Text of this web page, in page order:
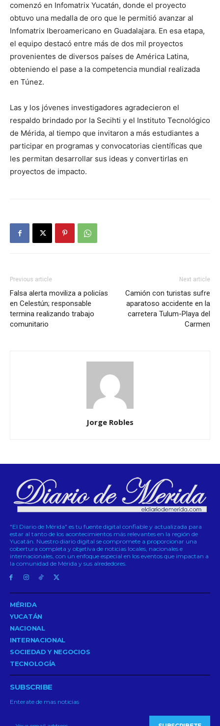
comenzó en Infomatrix Yucatán, donde el proyecto
obtuvo una medalla de oro que le permitió avanzar al
Infomatrix Iberoamericano en Guadalajara. En esa etapa,
el equipo destacó entre más de dos mil proyectos
provenientes de diversos países de América Latina,
obteniendo el pase a la competencia mundial realizada
en Túnez.
Las y los jóvenes investigadores agradecieron el
respaldo brindado por la Secihti y el Instituto Tecnológico
de Mérida, al tiempo que invitaron a más estudiantes a
participar en programas y convocatorias científicas que
les permitan desarrollar sus ideas y convertirlas en
proyectos de impacto.
Previous article
Falsa alerta moviliza a policías
en Celestún; responsable
termina realizando trabajo
comunitario
Next article
Camión con turistas sufre
aparatoso accidente en la
carretera Tulum-Playa del
Carmen
Jorge Robles
"El Diario de Mérida" es tu fuente digital confiable y actualizada para
estar al tanto de los acontecimientos más relevantes en la región de
Yucatán. Nuestro diario digital se compromete a proporcionar una
cobertura completa y objetiva de noticias locales, nacionales e
internacionales, con un enfoque especial en los eventos que impactan a
la comunidad de Mérida y sus alrededores.
MÉRIDA
YUCATÁN
NACIONAL
INTERNACIONAL
SOCIEDAD Y NEGOCIOS
TECNOLOGÍA
SUBSCRIBE
Enterate de mas noticias